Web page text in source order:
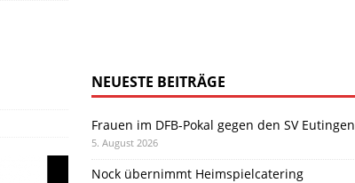
NEUESTE BEITRÄGE
Frauen im DFB-Pokal gegen den SV Eutingen
5. August 2026
Nock übernimmt Heimspielcatering